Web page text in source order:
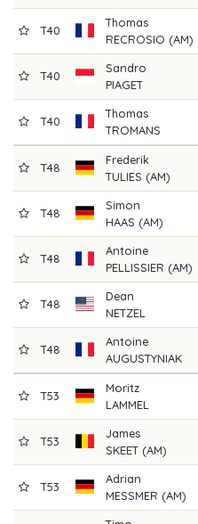
T40
Thomas
RECROSIO (AM)
T40
Sandro
PIAGET
T40
Thomas
TROMANS
T48
Frederik
TULIES (AM)
T48
Simon
HAAS (AM)
T48
Antoine
PELLISSIER (AM)
T48
Dean
NETZEL
T48
Antoine
AUGUSTYNIAK
T53
Moritz
LAMMEL
T53
James
SKEET (AM)
T53
Adrian
MESSMER (AM)